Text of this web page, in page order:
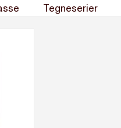
Tegneserier